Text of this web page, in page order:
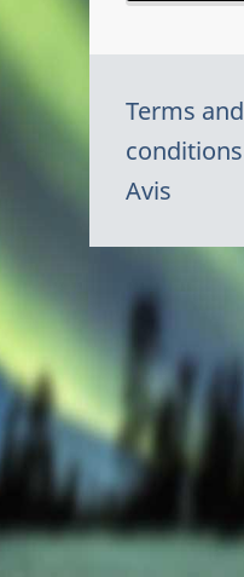
Terms and
conditions
Avis